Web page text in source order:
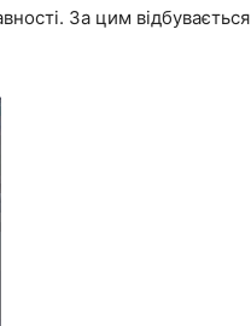
За цим відбувається